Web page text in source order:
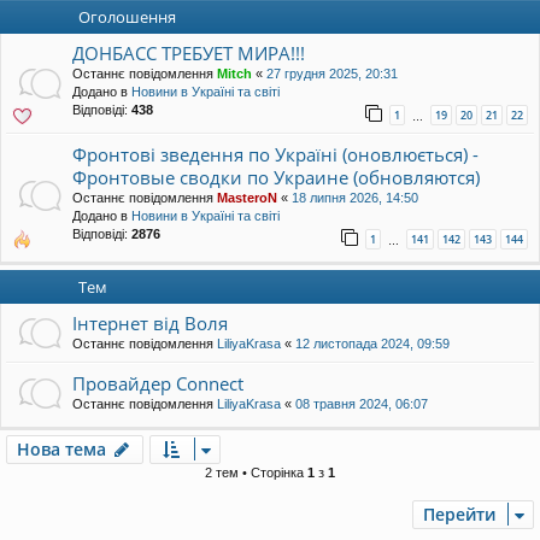
Оголошення
ДОНБАСС ТРЕБУЕТ МИРА!!!
Останнє повідомлення Mitch « 27 грудня 2025, 20:31
Додано в Новини в Україні та світі
Відповіді: 438 1 … 19 20 21 22
Фронтові зведення по Україні (оновлюється) -
Фронтовые сводки по Украине (обновляются)
Останнє повідомлення MasteroN « 18 липня 2026, 14:50
Додано в Новини в Україні та світі
Відповіді: 2876 1 … 141 142 143 144
Тем
Інтернет від Воля
Останнє повідомлення LiliyaKrasa « 12 листопада 2024, 09:59
Провайдер Connect
Останнє повідомлення LiliyaKrasa « 08 травня 2024, 06:07
Нова тема
2 тем • Сторінка 1 з 1
Перейти